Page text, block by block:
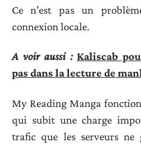
Ce n’est pas un
connexion locale.
A voir aussi : Kaliscab
pas dans la lecture de
My Reading Manga
qui subit une charge
trafic que les serveurs ne